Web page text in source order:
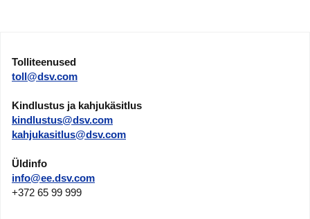
Tolliteenused
toll@dsv.com
Kindlustus ja kahjukäsitlus
kindlustus@dsv.com
kahjukasitlus@dsv.com
Üldinfo
info@ee.dsv.com
+372 65 99 999